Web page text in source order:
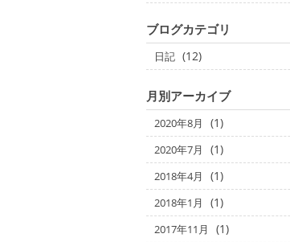
ブログカテゴリ
日記 (12)
月別アーカイブ
2020年8月 (1)
2020年7月 (1)
2018年4月 (1)
2018年1月 (1)
2017年11月 (1)